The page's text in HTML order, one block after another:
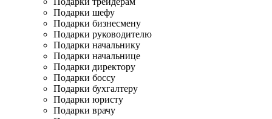
Подарки шефу
Подарки бизнесмену
Подарки руководителю
Подарки начальнику
Подарки начальнице
Подарки директору
Подарки боссу
Подарки бухгалтеру
Подарки юристу
Подарки врачу